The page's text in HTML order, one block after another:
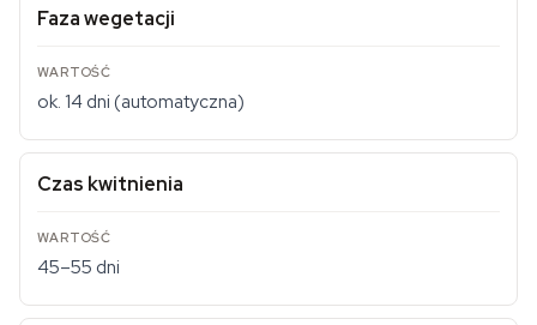
Faza wegetacji
ok. 14 dni (automatyczna)
Czas kwitnienia
45–55 dni